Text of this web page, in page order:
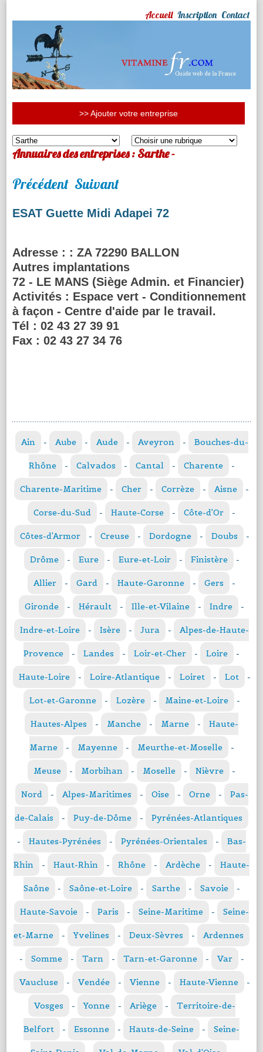
Accueil Inscription Contact
>> Ajouter votre entreprise
Annuaires des entreprises : Sarthe -
Précédent Suivant
ESAT Guette Midi Adapei 72
Adresse : : ZA 72290 BALLON
Autres implantations
72 - LE MANS (Siège Admin. et Financier)
Activités : Espace vert - Conditionnement
à façon - Centre d'aide par le travail.
Tél : 02 43 27 39 91
Fax : 02 43 27 34 76
Ain - Aube - Aude - Aveyron - Bouches-du-
Rhône - Calvados - Cantal - Charente -
Charente-Maritime - Cher - Corrèze - Aisne -
Corse-du-Sud - Haute-Corse - Côte-d'Or -
Côtes-d'Armor - Creuse - Dordogne - Doubs -
Drôme - Eure - Eure-et-Loir - Finistère -
Allier - Gard - Haute-Garonne - Gers -
Gironde - Hérault - Ille-et-Vilaine - Indre -
Indre-et-Loire - Isère - Jura - Alpes-de-Haute-
Provence - Landes - Loir-et-Cher - Loire -
Haute-Loire - Loire-Atlantique - Loiret - Lot -
Lot-et-Garonne - Lozère - Maine-et-Loire -
Hautes-Alpes - Manche - Marne - Haute-
Marne - Mayenne - Meurthe-et-Moselle -
Meuse - Morbihan - Moselle - Nièvre -
Nord - Alpes-Maritimes - Oise - Orne - Pas-
de-Calais - Puy-de-Dôme - Pyrénées-Atlantiques
- Hautes-Pyrénées - Pyrénées-Orientales - Bas-
Rhin - Haut-Rhin - Rhône - Ardèche - Haute-
Saône - Saône-et-Loire - Sarthe - Savoie -
Haute-Savoie - Paris - Seine-Maritime - Seine-
et-Marne - Yvelines - Deux-Sèvres - Ardennes
- Somme - Tarn - Tarn-et-Garonne - Var -
Vaucluse - Vendée - Vienne - Haute-Vienne -
Vosges - Yonne - Ariège - Territoire-de-
Belfort - Essonne - Hauts-de-Seine - Seine-